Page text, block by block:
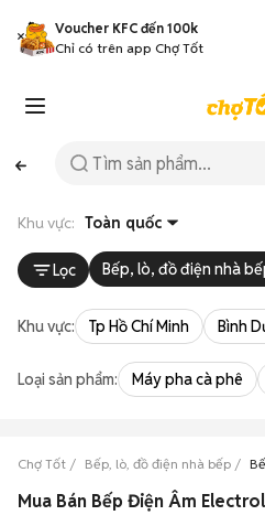
Voucher KFC đến 100k
Chỉ có trên app Chợ Tốt
Khu vực: Toàn quốc
Lọc Bếp, lò, đồ điện nhà
Khu vực: Tp Hồ Chí Minh Bình
Loại sản phẩm: Máy pha cà phê
Chợ Tốt Bếp, lò, đồ điện nhà bếp